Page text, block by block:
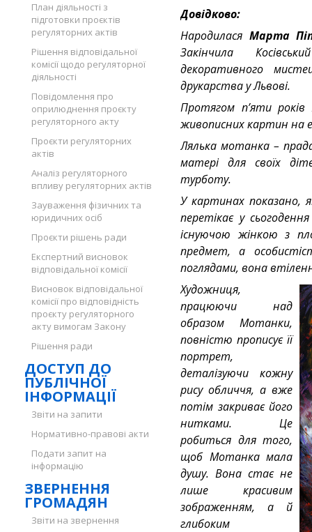
План діяльності з
підготовки проєктів
регуляторних актів
Рішення відповідальної
комісії щодо регуляторної
діяльності
Повідомлення про
оприлюднення проєкту
регуляторного акту
Проєкти регуляторних
актів
Аналіз регуляторного
впливу регуляторних актів
Зауваження фізичних та
юридичних осіб
Проєкти рішень ради
Експертний висновок
відповідальної комісії
Висновок відповідальної
комісії про відповідність
проєкту регуляторного
акту вимогам Закону
Рішення ради
ДОСТУП ДО
ПУБЛІЧНОЇ
ІНФОРМАЦІЇ
Звіти на запити
Нормативно-правові акти
Подати запит на
інформацію
ЗВЕРНЕННЯ
ГРОМАДЯН
Звіти на звернення
Довідково:
Народилася Марта
Закінчила
декоративного
друкарства у Львові.
Протягом п’яти років
живописних картин
Лялька мотанка –
матері для своїх
турботу.
У картинах показано,
перетікає у
існуючою жінкою з
предмет, а
поглядами, вона
Художниця,
працюючи над
образом Мотанки,
повністю прописує її
портрет,
деталізуючи кожну
рису обличчя, а вже
потім закриває його
нитками. Це
робиться для того,
щоб Мотанка мала
душу. Вона стає не
лише красивим
зображенням, а й
глибоким